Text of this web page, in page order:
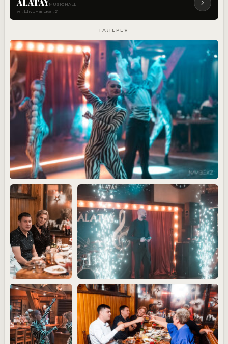
ALATAYMUSIC HALL
ул. Штурманская, 21
ГАЛЕРЕЯ